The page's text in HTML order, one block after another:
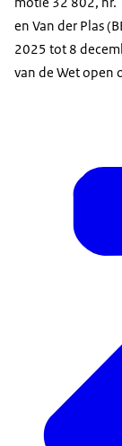
en Van der Plas
2025 tot 8
van de Wet open